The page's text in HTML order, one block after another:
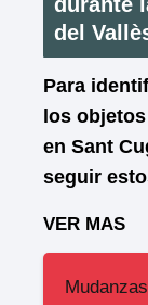
del
Para
los
en Sant
seguir
VER MAS